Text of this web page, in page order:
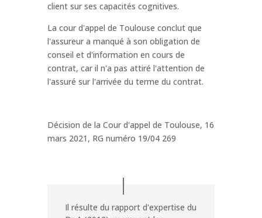
client sur ses capacités cognitives.
La cour d'appel de Toulouse conclut que
l'assureur a manqué à son obligation de
conseil et d'information en cours de
contrat, car il n'a pas attiré l'attention de
l'assuré sur l'arrivée du terme du contrat.
Décision de la Cour d'appel de Toulouse, 16
mars 2021, RG numéro 19/04 269
Il résulte du rapport d'expertise du